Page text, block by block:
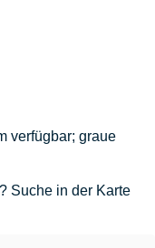
verfügbar; graue
Suche in der Karte